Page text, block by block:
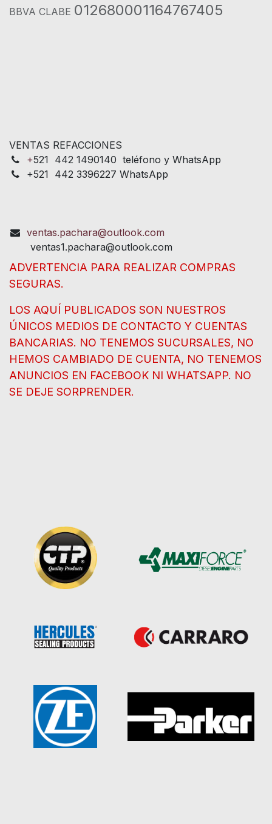
BBVA CLABE 012680001164767405
VENTAS REFACCIONES
+521 442 1490140 teléfono y WhatsApp
+521 442 3396227 WhatsApp
ventas.pachara@outlook.com
ventas1.pachara@outlook.com
ADVERTENCIA PARA REALIZAR COMPRAS
SEGURAS.
LOS AQUÍ PUBLICADOS SON NUESTROS
ÚNICOS MEDIOS DE CONTACTO Y CUENTAS
BANCARIAS. NO TENEMOS SUCURSALES, NO
HEMOS CAMBIADO DE CUENTA, NO TENEMOS
ANUNCIOS EN FACEBOOK NI WHATSAPP. NO
SE DEJE SORPRENDER.